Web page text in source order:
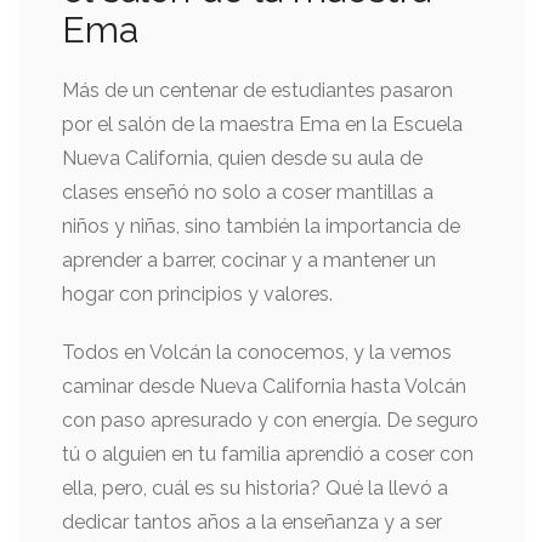
Ema
Más de un centenar de estudiantes pasaron
por el salón de la maestra Ema en la Escuela
Nueva California, quien desde su aula de
clases enseñó no solo a coser mantillas a
niños y niñas, sino también la importancia de
aprender a barrer, cocinar y a mantener un
hogar con principios y valores.
Todos en Volcán la conocemos, y la vemos
caminar desde Nueva California hasta Volcán
con paso apresurado y con energía. De seguro
tú o alguien en tu familia aprendió a coser con
ella, pero, cuál es su historia? Qué la llevó a
dedicar tantos años a la enseñanza y a ser